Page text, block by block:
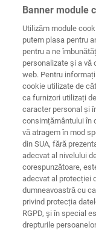
Acasă
Termeni și
condiții
Banner module
Utilizăm module
putem plasa pentru
pentru a ne
personalizate și a vă
web. Pentru
cookie utilizate de
ca furnizori utilizați
caracter personal și
consimțământului în
vă atragem în mod
din SUA, fără
adecvat al nivelului
corespunzătoare,
adecvat al protecției
dumneavoastră cu
privind protecția
RGPD, şi în special
drepturile